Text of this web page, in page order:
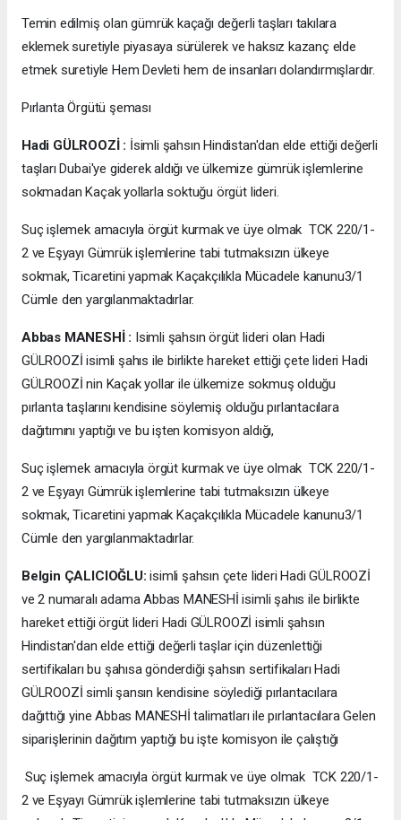
Temin edilmiş olan gümrük kaçağı değerli taşları takılara
eklemek suretiyle piyasaya sürülerek ve haksız kazanç elde
etmek suretiyle Hem Devleti hem de insanları dolandırmışlardır.
Pırlanta Örgütü şeması
Hadi GÜLROOZİ : İsimli şahsın Hindistan'dan elde ettiği değerli
taşları Dubai'ye giderek aldığı ve ülkemize gümrük işlemlerine
sokmadan Kaçak yollarla soktuğu örgüt lideri.
Suç işlemek amacıyla örgüt kurmak ve üye olmak TCK 220/1-
2 ve Eşyayı Gümrük işlemlerine tabi tutmaksızın ülkeye
sokmak, Ticaretini yapmak Kaçakçılıkla Mücadele kanunu3/1
Cümle den yargılanmaktadırlar.
Abbas MANESHİ : Isimli şahsın örgüt lideri olan Hadi
GÜLROOZİ isimli şahıs ile birlikte hareket ettiği çete lideri Hadi
GÜLROOZİ nin Kaçak yollar ile ülkemize sokmuş olduğu
pırlanta taşlarını kendisine söylemiş olduğu pırlantacılara
dağıtımını yaptığı ve bu işten komisyon aldığı,
Suç işlemek amacıyla örgüt kurmak ve üye olmak TCK 220/1-
2 ve Eşyayı Gümrük işlemlerine tabi tutmaksızın ülkeye
sokmak, Ticaretini yapmak Kaçakçılıkla Mücadele kanunu3/1
Cümle den yargılanmaktadırlar.
Belgin ÇALICIOĞLU: isimli şahsın çete lideri Hadi GÜLROOZİ
ve 2 numaralı adama Abbas MANESHİ isimli şahıs ile birlikte
hareket ettiği örgüt lideri Hadi GÜLROOZİ isimli şahsın
Hindistan'dan elde ettiği değerli taşlar için düzenlettiği
sertifikaları bu şahısa gönderdiği şahsın sertifikaları Hadi
GÜLROOZİ simli şansın kendisine söylediği pırlantacılara
dağıttığı yine Abbas MANESHİ talimatları ile pırlantacılara Gelen
siparişlerinin dağıtım yaptığı bu işte komisyon ile çalıştığı
Suç işlemek amacıyla örgüt kurmak ve üye olmak TCK 220/1-
2 ve Eşyayı Gümrük işlemlerine tabi tutmaksızın ülkeye